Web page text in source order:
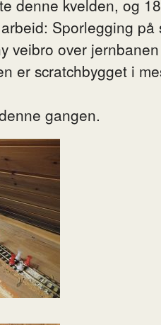
denne kvelden, og
Sporlegging
veibro over
er scratchbygget i
gangen.